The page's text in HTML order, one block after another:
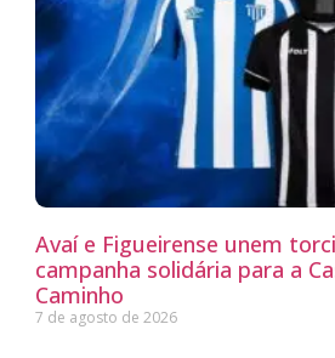
Avaí e Figueirense unem
campanha solidária para a
Caminho
7 de agosto de 2026